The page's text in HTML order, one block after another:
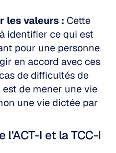
les valeurs : Cette
identifier ce qui est
pour une personne
en accord avec ces
de difficultés de
de mener une vie
une vie dictée par
l'ACT-I et la TCC-I